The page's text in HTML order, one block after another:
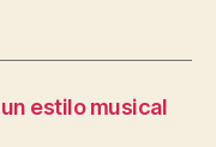
estilo musical